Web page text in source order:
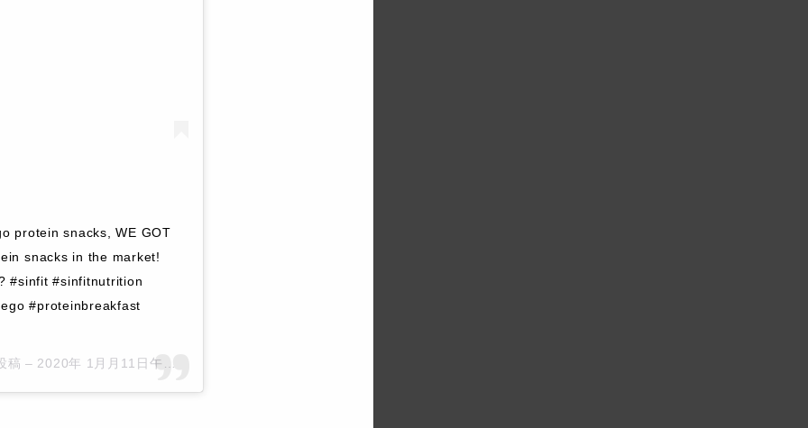
protein snacks, WE GOT
snacks in the market!
#sinfit #sinfitnutrition
#proteinbreakfast
稿 – 2020年 1月月11日午後3時38分PST